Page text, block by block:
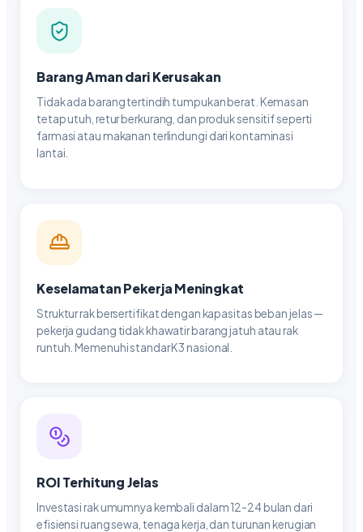
Barang Aman dari Kerusakan
Tidak ada barang tertindih tumpukan berat. Kemasan
tetap utuh, retur berkurang, dan produk sensitif seperti
farmasi atau makanan terlindungi dari kontaminasi
lantai.
Keselamatan Pekerja Meningkat
Struktur rak bersertifikat dengan kapasitas beban jelas —
pekerja gudang tidak khawatir barang jatuh atau rak
runtuh. Memenuhi standar K3 nasional.
ROI Terhitung Jelas
Investasi rak umumnya kembali dalam 12-24 bulan dari
efisiensi ruang sewa, tenaga kerja, dan turunan kerugian